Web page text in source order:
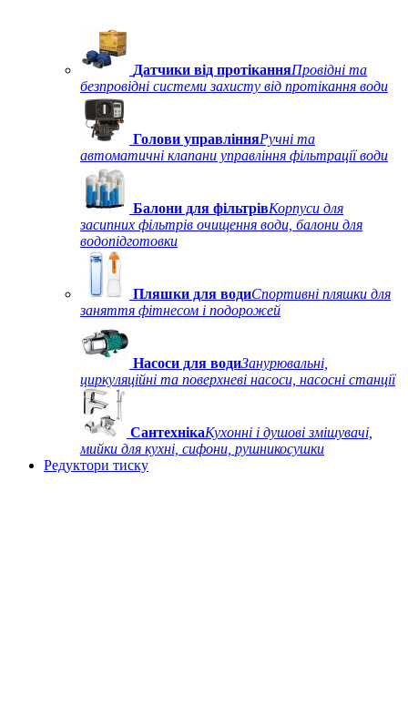
Датчики від протіканняПровідні та
безпровідні системи захисту від протікання води
Голови управлінняРучні та
автоматичні клапани управління фільтрації води
Балони для фільтрівКорпуси для
засипних фільтрів очищення води, балони для
водопідготовки
Пляшки для водиСпортивні пляшки для
заняття фітнесом і подорожей
Насоси для водиЗанурювальні,
циркуляційні та поверхневі насоси, насосні станції
СантехнікаКухонні і душові змішувачі,
мийки для кухні, сифони, рушникосушки
Редуктори тиску